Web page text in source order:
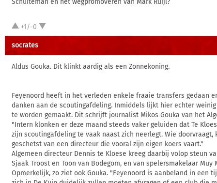
Schuiteman en het wegpromoveren van Mark Ruijl?
+1/-0
socrates
Aldus Gouka. Dit klinkt aardig als een Zonnekoning.
Feyenoord heeft in het verleden enkele fraaie transfers gedaan
danken aan de scoutingafdeling. Inmiddels lijkt hier echter
te worden gemaakt. Dit schrijft journalist Mikos Gouka van het
"Intern klonken er deze maand steeds vaker geluiden dat Te
zijn scoutingafdeling te vaak naast zich neerlegt. Wie doorvraagt,
geschetst van een directeur die vooral zijn eigen koers vaart."
Algemeen directeur Dennis te Kloese kreeg daarbij volop steun
Sjaak Troost en Toon van Bodegom, en van spelersmakelaar Muy
Opmerkelijk, zo ziet ook Gouka. "Feyenoord is aanbeland in een